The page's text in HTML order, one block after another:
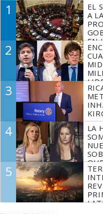
1
EL
A
EN
2
3
4
LA
5